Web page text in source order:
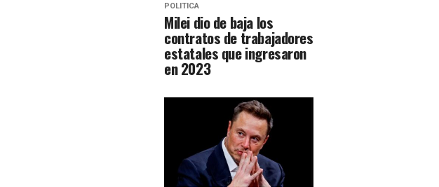
POLITICA
Milei dio de baja los
contratos de trabajadores
estatales que ingresaron
en 2023